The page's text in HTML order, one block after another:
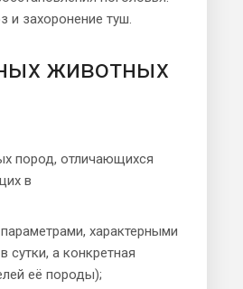
и захоронение туш.
животных
пород, отличающихся
в
характерными
а конкретная
её породы);